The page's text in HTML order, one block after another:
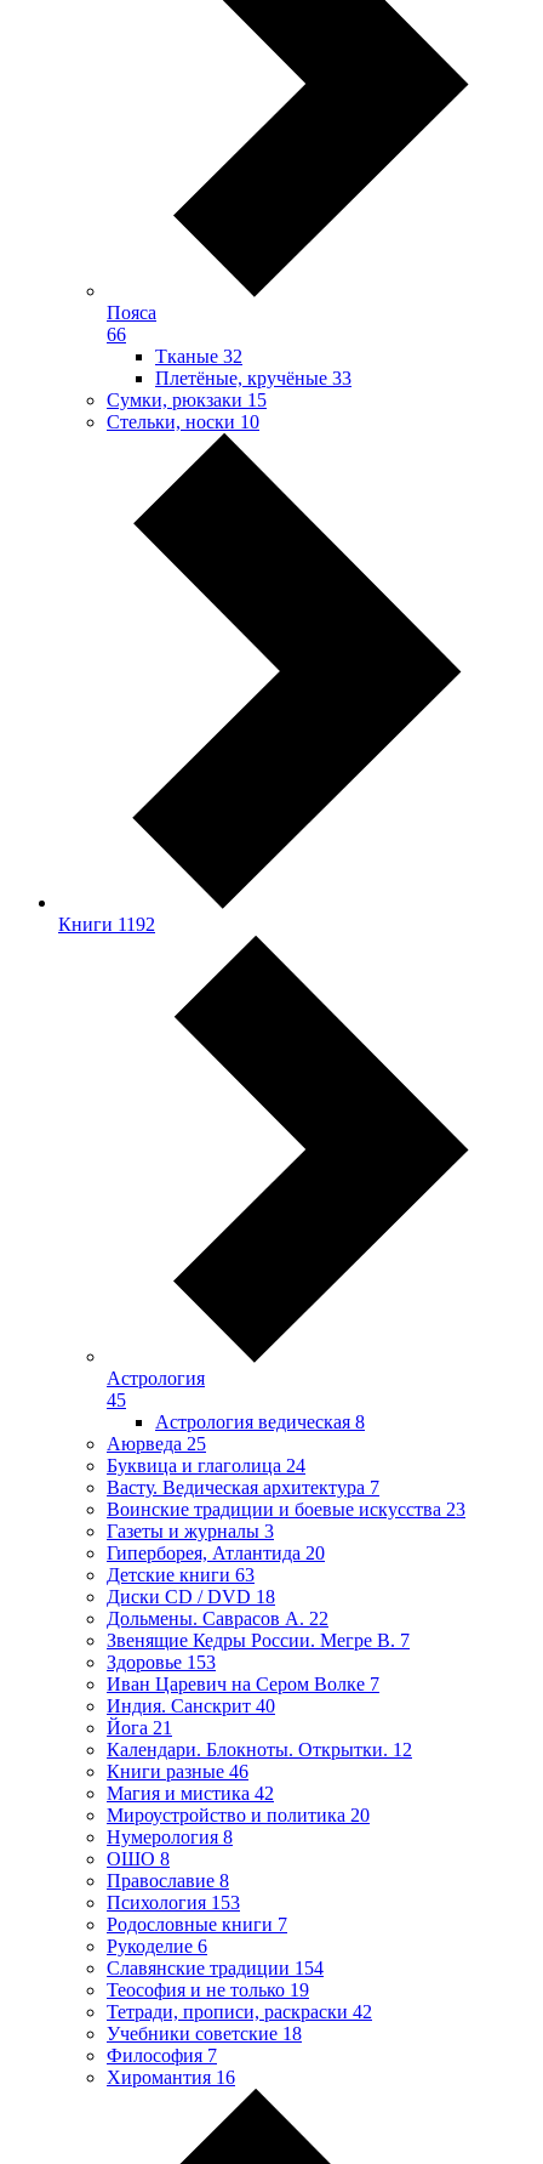
Пояса
66
Тканые 32
Плетёные, кручёные 33
Сумки, рюкзаки 15
Стельки, носки 10
Книги 1192
Астрология
45
Астрология ведическая 8
Аюрведа 25
Буквица и глаголица 24
Васту. Ведическая архитектура 7
Воинские традиции и боевые искусства 23
Газеты и журналы 3
Гиперборея, Атлантида 20
Детские книги 63
Диски CD / DVD 18
Дольмены. Саврасов А. 22
Звенящие Кедры России. Мегре В. 7
Здоровье 153
Иван Царевич на Сером Волке 7
Индия. Санскрит 40
Йога 21
Календари. Блокноты. Открытки. 12
Книги разные 46
Магия и мистика 42
Мироустройство и политика 20
Нумерология 8
ОШО 8
Православие 8
Психология 153
Родословные книги 7
Рукоделие 6
Славянские традиции 154
Теософия и не только 19
Тетради, прописи, раскраски 42
Учебники советские 18
Философия 7
Хиромантия 16